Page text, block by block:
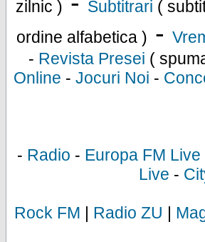
zilnic )
Subtitrari (
ordine alfabetica ) -
- Revista Presei (
Online - Jocuri Noi -
- Radio - Europa FM Live
Live -
Rock FM | Radio ZU |